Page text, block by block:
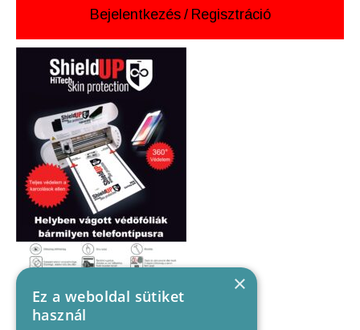
Bejelentkezés / Regisztráció
×
Ez a weboldal sütiket
használ